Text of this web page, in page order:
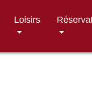
Loisirs